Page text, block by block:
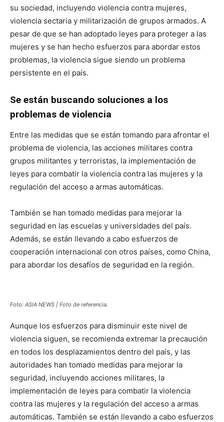
su sociedad, incluyendo violencia contra mujeres,
violencia sectaria y militarización de grupos armados. A
pesar de que se han adoptado leyes para proteger a las
mujeres y se han hecho esfuerzos para abordar estos
problemas, la violencia sigue siendo un problema
persistente en el país.
Se están buscando soluciones a los
problemas de violencia
Entre las medidas que se están tomando para afrontar el
problema de violencia, las acciones militares contra
grupos militantes y terroristas, la implementación de
leyes para combatir la violencia contra las mujeres y la
regulación del acceso a armas automáticas.
También se han tomado medidas para mejorar la
seguridad en las escuelas y universidades del país.
Además, se están llevando a cabo esfuerzos de
cooperación internacional con otros países, como China,
para abordar los desafíos de seguridad en la región.
Foto: ASIA NEWS | Foto de referencia.
Aunque los esfuerzos para disminuir este nivel de
violencia siguen, se recomienda extremar la precaución
en todos los desplazamientos dentro del país, y las
autoridades han tomado medidas para mejorar la
seguridad, incluyendo acciones militares, la
implementación de leyes para combatir la violencia
contra las mujeres y la regulación del acceso a armas
automáticas. También se están llevando a cabo esfuerzos